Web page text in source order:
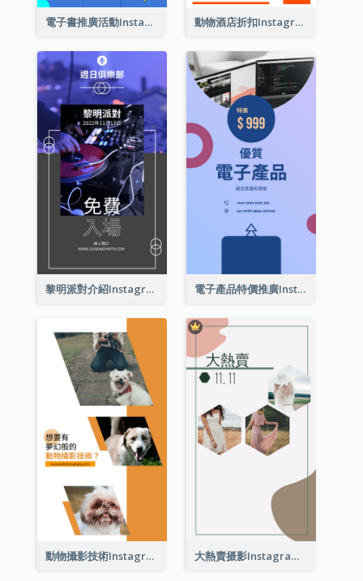
電子書推廣活動Instagram限時動態 動物酒店折扣Instagram限時動態
黎明派對介紹Instagram限時動態 電子產品特價推廣Instagram限時動態
動物攝影技術Instagram限時動態 大熱賣摄影Instagram限時動態